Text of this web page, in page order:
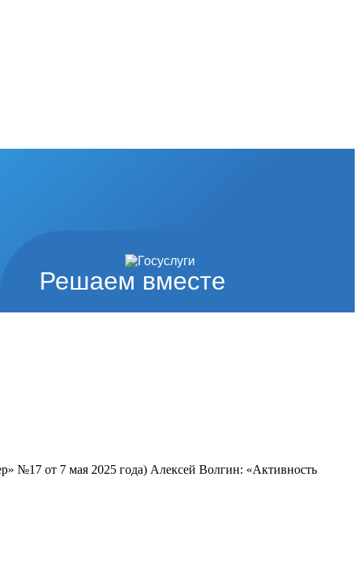
Решаем вместе
№17 от 7 мая 2025 года) Алексей Волгин: «Активность